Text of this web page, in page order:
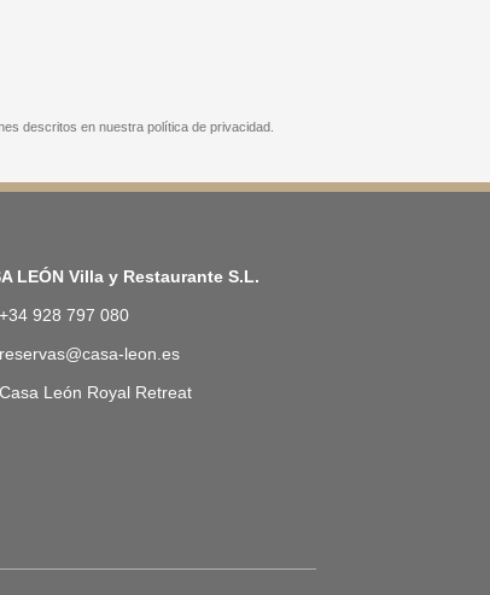
descritos en nuestra política de privacidad.
LEÓN Villa y Restaurante S.L.
+34 928 797 080
reservas@casa-leon.es
Casa León Royal Retreat